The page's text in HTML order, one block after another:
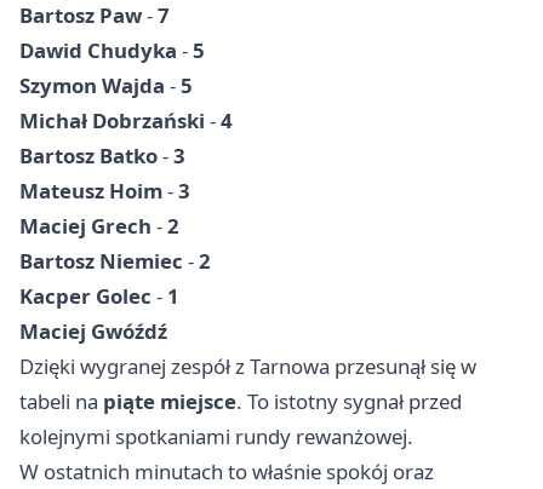
Bartosz Paw-7
Dawid Chudyka -5
Szymon Wajda -5
Michał Dobrzański -4
Bartosz Batko-3
Mateusz Hoim-3
Maciej Grech -2
Bartosz Niemiec -2
Kacper Golec - 1
Maciej Gwóźdź
Dzięki wygranej zespół z Tarnowa przesunął się w
tabeli na piąte miejsce. To istotny sygnał przed
kolejnymi spotkaniami rundy rewanżowej.
W ostatnich minutach to właśnie spokój oraz